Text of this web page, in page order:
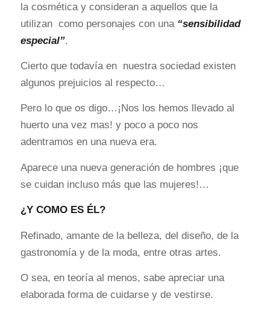
la cosmética y consideran a aquellos que la
utilizan como personajes con una “sensibilidad
especial”.
Cierto que todavía en nuestra sociedad existen
algunos prejuicios al respecto…
Pero lo que os digo…¡Nos los hemos llevado al
huerto una vez mas! y poco a poco nos
adentramos en una nueva era.
Aparece una nueva generación de hombres ¡que
se cuidan incluso más que las mujeres!…
¿Y COMO ES ÉL?
Refinado, amante de la belleza, del diseño, de la
gastronomía y de la moda, entre otras artes.
O sea, en teoría al menos, sabe apreciar una
elaborada forma de cuidarse y de vestirse.